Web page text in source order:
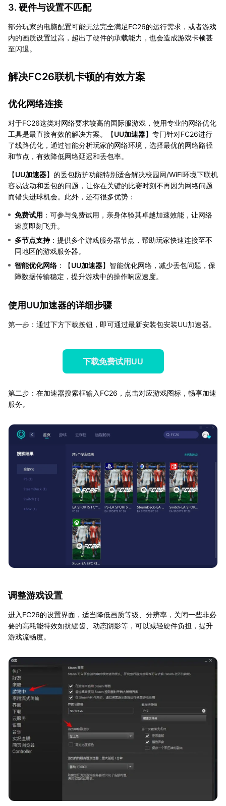
3. 硬件与设置不匹配
部分玩家的电脑配置可能无法完全满足FC26的运行需求，或者游戏
内的画质设置过高，超出了硬件的承载能力，也会造成游戏卡顿甚
至闪退。
解决FC26联机卡顿的有效方案
优化网络连接
对于FC26这类对网络要求较高的国际服游戏，使用专业的网络优化
工具是最直接有效的解决方案。【UU加速器】专门针对FC26进行
了线路优化，通过智能分析玩家的网络环境，选择最优的网络路径
和节点，有效降低网络延迟和丢包率。
【UU加速器】的丢包防护功能特别适合解决校园网/WiFi环境下联机
容易波动和丢包的问题，让你在关键的比赛时刻不再因为网络问题
而错失进球机会。此外，还有很多优势：
免费试用 ：可参与免费试用，亲身体验其卓越加速效能，让网络
速度即刻飞升。
多节点支持：提供多个游戏服务器节点，帮助玩家快速连接至不
同地区的游戏服务器。
智能优化网络 ：【UU加速器】智能优化网络，减少丢包问题，保
障数据传输稳定，提升游戏中的操作响应速度。
使用UU加速器的详细步骤
第一步：通过下方下载按钮，即可通过最新安装包安装UU加速器。
下载免费试用UU
第二步：在加速器搜索框输入FC26，点击对应游戏图标，畅享加速
服务。
调整游戏设置
进入FC26的设置界面，适当降低画质等级、分辨率，关闭一些非必
要的高耗能特效如抗锯齿、动态阴影等，可以减轻硬件负担，提升
游戏流畅度。